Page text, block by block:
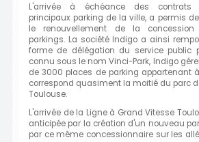
L'arrivée à échéance des contrats
principaux parking de la ville, a permis
le renouvellement de la concession
parkings. La société Indigo a ainsi
forme de délégation du service public
connu sous le nom Vinci-Park, Indigo
de 3000 places de parking appartenant
correspond quasiment la moitié du parc
Toulouse.
L'arrivée de la Ligne à Grand Vitesse
anticipée par la création d'un nouveau
par ce même concessionnaire sur les